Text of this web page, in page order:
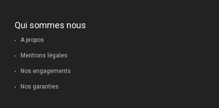
Qui sommes nous
A propos
Mentions légales
Nos engagements
Nos garanties